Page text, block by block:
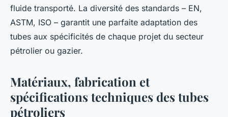
fluide transporté. La diversité des standards – EN,
ASTM, ISO – garantit une parfaite adaptation des
tubes aux spécificités de chaque projet du secteur
pétrolier ou gazier.
Matériaux, fabrication et
spécifications techniques des tubes
pétroliers